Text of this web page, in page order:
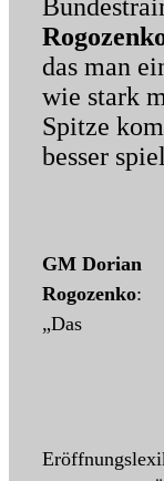
das man
wie stark
Spitze
besser
GM Dorian
Rogozenko:
„Das